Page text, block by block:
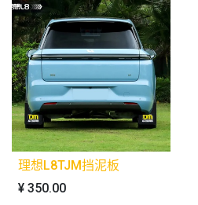
理想L8TJM挡泥板
¥ 350.00